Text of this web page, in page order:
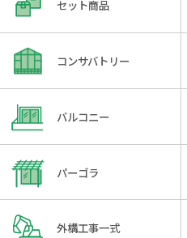
セット商品
コンサバトリー
バルコニー
パーゴラ
外構工事一式